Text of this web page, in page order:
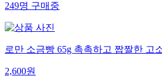
249명구매중
로만 소금빵 65g 촉촉하고 짭짤한 고
2,600원